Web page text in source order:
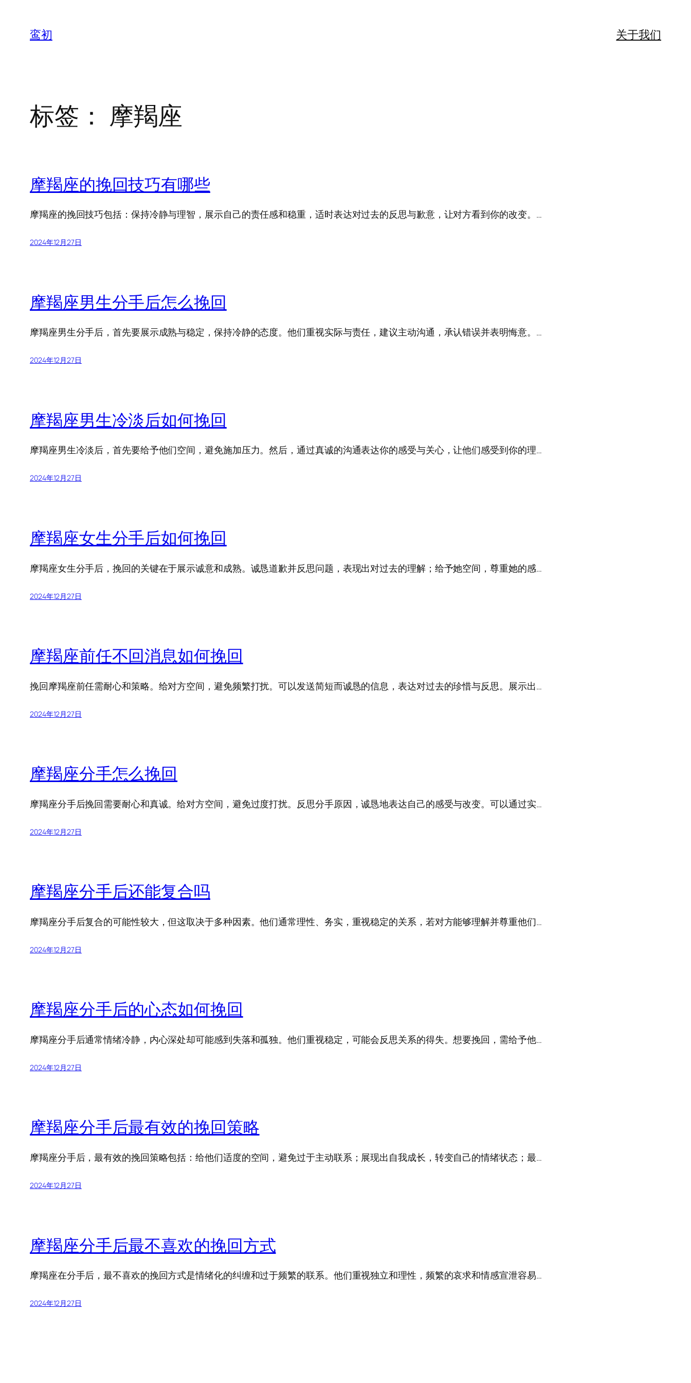
鸾初 关于我们
标签： 摩羯座
摩羯座的挽回技巧有哪些
摩羯座的挽回技巧包括：保持冷静与理智，展示自己的责任感和稳重，适时表达对过去的反思与歉意，让对方看到你的改变。…
2024年12月27日
摩羯座男生分手后怎么挽回
摩羯座男生分手后，首先要展示成熟与稳定，保持冷静的态度。他们重视实际与责任，建议主动沟通，承认错误并表明悔意。…
2024年12月27日
摩羯座男生冷淡后如何挽回
摩羯座男生冷淡后，首先要给予他们空间，避免施加压力。然后，通过真诚的沟通表达你的感受与关心，让他们感受到你的理…
2024年12月27日
摩羯座女生分手后如何挽回
摩羯座女生分手后，挽回的关键在于展示诚意和成熟。诚恳道歉并反思问题，表现出对过去的理解；给予她空间，尊重她的感…
2024年12月27日
摩羯座前任不回消息如何挽回
挽回摩羯座前任需耐心和策略。给对方空间，避免频繁打扰。可以发送简短而诚恳的信息，表达对过去的珍惜与反思。展示出…
2024年12月27日
摩羯座分手怎么挽回
摩羯座分手后挽回需要耐心和真诚。给对方空间，避免过度打扰。反思分手原因，诚恳地表达自己的感受与改变。可以通过实…
2024年12月27日
摩羯座分手后还能复合吗
摩羯座分手后复合的可能性较大，但这取决于多种因素。他们通常理性、务实，重视稳定的关系，若对方能够理解并尊重他们…
2024年12月27日
摩羯座分手后的心态如何挽回
摩羯座分手后通常情绪冷静，内心深处却可能感到失落和孤独。他们重视稳定，可能会反思关系的得失。想要挽回，需给予他…
2024年12月27日
摩羯座分手后最有效的挽回策略
摩羯座分手后，最有效的挽回策略包括：给他们适度的空间，避免过于主动联系；展现出自我成长，转变自己的情绪状态；最…
2024年12月27日
摩羯座分手后最不喜欢的挽回方式
摩羯座在分手后，最不喜欢的挽回方式是情绪化的纠缠和过于频繁的联系。他们重视独立和理性，频繁的哀求和情感宣泄容易…
2024年12月27日